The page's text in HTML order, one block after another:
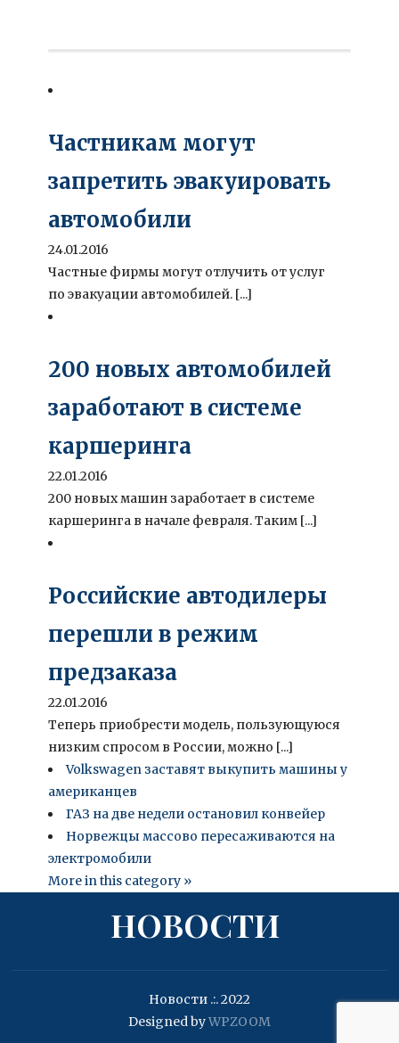
Частникам могут
запретить эвакуировать
автомобили
24.01.2016
Частные фирмы могут отлучить от услуг
по эвакуации автомобилей. [...]
200 новых автомобилей
заработают в системе
каршеринга
22.01.2016
200 новых машин заработает в системе
каршеринга в начале февраля. Таким [...]
Российские автодилеры
перешли в режим
предзаказа
22.01.2016
Теперь приобрести модель, пользующуюся
низким спросом в России, можно [...]
Volkswagen заставят выкупить машины у
американцев
ГАЗ на две недели остановил конвейер
Норвежцы массово пересаживаются на
электромобили
More in this category »
НОВОСТИ
Новости .:. 2022
Designed byWPZOOM